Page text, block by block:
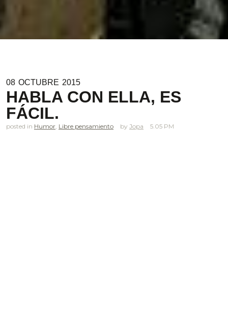
08 OCTUBRE 2015
HABLA CON ELLA, ES
FÁCIL.
posted in Humor Libre pensamiento Jopa 5.05 PM